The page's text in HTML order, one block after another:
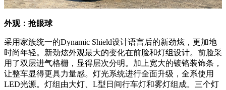
外观：抢眼球
采用家族统一的Dynamic Shield设计语言后的新劲炫，更加地
时尚年轻。新劲炫外观最大的变化在前脸和灯组设计。前脸采
用了双层进气格栅，显得层次分明。加上宽大的镀铬装饰条，
让整车显得更具力量感。灯光系统进行全面升级，全系使用
LED光源。灯组由大灯、L型日间行车灯和雾灯组成。三个灯